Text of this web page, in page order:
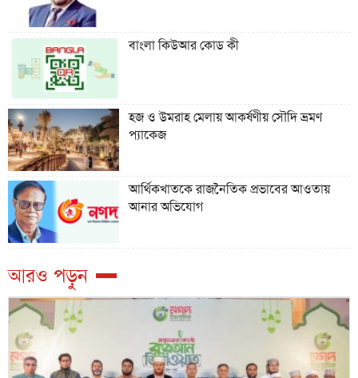
বাংলা কিউআর কোড কী
হজ ও উমরাহ মেলায় আকর্ষণীয় সৌদি ভ্রমণ
প্যাকেজ
আর্থিকখাতকে রাজনৈতিক প্রভাবের আওতায়
আনার অভিযোগ
আরও পড়ুন